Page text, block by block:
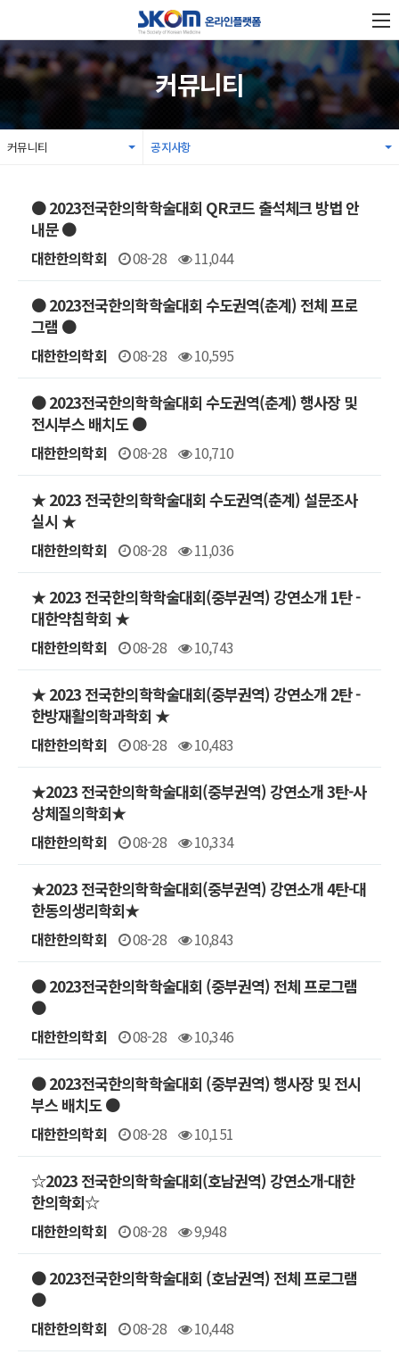
커뮤니티
커뮤니티 공지사항
● 2023전국한의학학술대회 QR코드 출석체크 방법 안
내문 ●
대한한의학회 08-28 11,044
● 2023전국한의학학술대회 수도권역(춘계) 전체 프로
그램 ●
대한한의학회 08-28 10,595
● 2023전국한의학학술대회 수도권역(춘계) 행사장 및
전시부스 배치도 ●
대한한의학회 08-28 10,710
★ 2023 전국한의학학술대회 수도권역(춘계) 설문조사
실시 ★
대한한의학회 08-28 11,036
★ 2023 전국한의학학술대회(중부권역) 강연소개 1탄 -
대한약침학회 ★
대한한의학회 08-28 10,743
★ 2023 전국한의학학술대회(중부권역) 강연소개 2탄 -
한방재활의학과학회 ★
대한한의학회 08-28 10,483
★2023 전국한의학학술대회(중부권역) 강연소개 3탄-사
상체질의학회★
대한한의학회 08-28 10,334
★2023 전국한의학학술대회(중부권역) 강연소개 4탄-대
한동의생리학회★
대한한의학회 08-28 10,843
● 2023전국한의학학술대회 (중부권역) 전체 프로그램
●
대한한의학회 08-28 10,346
● 2023전국한의학학술대회 (중부권역) 행사장 및 전시
부스 배치도 ●
대한한의학회 08-28 10,151
☆2023 전국한의학학술대회(호남권역) 강연소개-대한
한의학회☆
대한한의학회 08-28 9,948
● 2023전국한의학학술대회 (호남권역) 전체 프로그램
●
대한한의학회 08-28 10,448